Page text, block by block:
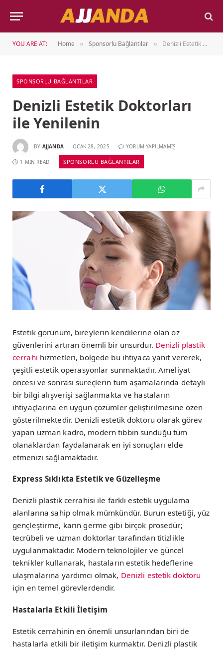
YOU ARE AT: Home » Sponsorlu Bağlantılar » Denizli Estetik Doktorları ile Yenilenin
SPONSORLU BAĞLANTILAR
Denizli Estetik Doktorları
ile Yenilenin
BY AJJANDA OCAK 28, 2025 YORUM YAPILMAMIŞ
1 MIN READ SPONSORLU BAĞLANTILAR
Estetik görünüm, bireylerin kendilerine olan öz
güvenlerini artıran önemli bir unsurdur. Denizli plastik
cerrahi hizmetleri, bölgede bu ihtiyaca yanıt vererek,
çeşitli estetik operasyonlar sunmaktadır. Ameliyat
öncesi ve sonrası süreçlerin tüm aşamalarında detaylı
bir bilgi alışverişi sağlanmakta ve hastaların
ihtiyaçlarına en uygun çözümler geliştirilmesine özen
gösterilmektedir. Denizli estetik doktoru olarak görev
yapan uzman kadro, modern tıbbın sunduğu tüm
olanaklardan faydalanarak en iyi sonuçları elde
etmenizi sağlamaktadır.
Express Sıklıkta Estetik ve Güzelleşme
Denizli plastik cerrahisi ile farklı estetik uygulama
alanlarına sahip olmak mümkündür. Burun estetiği, yüz
gençleştirme, karın germe gibi birçok prosedür;
tecrübeli ve uzman doktorlar tarafından titizlikle
uygulanmaktadır. Modern teknolojiler ve güncel
teknikler kullanarak, hastaların estetik hedeflerine
ulaşmalarına yardımcı olmak, Denizli estetik doktoru
için en temel görevlerdendir.
Hastalarla Etkili İletişim
Estetik cerrahinin en önemli unsurlarından biri de
hastalarla etkili bir iletişim kurmaktır. Denizli plastik